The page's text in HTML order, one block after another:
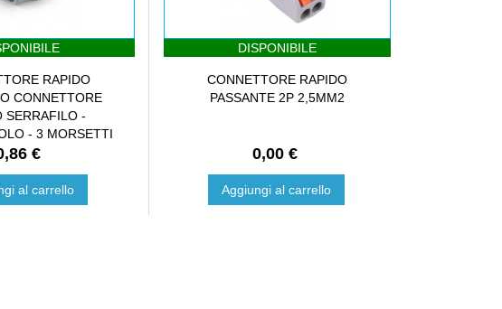
RAPIDO
CONNETTORE
SERRAFILO -
- 3 MORSETTI
€
al carrello
DISPONIBILE
CONNETTORE RAPIDO
PASSANTE 2P 2,5MM2
0,00 €
Aggiungi al carrello